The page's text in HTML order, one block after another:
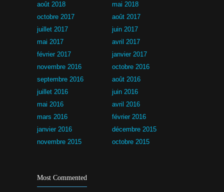
août 2018
mai 2018
octobre 2017
août 2017
juillet 2017
juin 2017
mai 2017
avril 2017
février 2017
janvier 2017
novembre 2016
octobre 2016
septembre 2016
août 2016
juillet 2016
juin 2016
mai 2016
avril 2016
mars 2016
février 2016
janvier 2016
décembre 2015
novembre 2015
octobre 2015
Most Commented